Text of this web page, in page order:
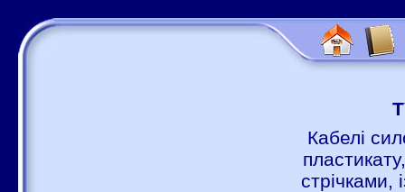
Кабелі